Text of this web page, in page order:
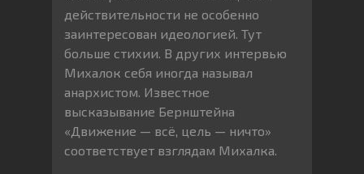
действительности не особенно
заинтересован идеологией. Тут
больше стихии. В других интервью
Михалок себя иногда называл
анархистом. Известное
высказывание Бернштейна
«Движение — всё, цель — ничто»
соответствует взглядам Михалка.